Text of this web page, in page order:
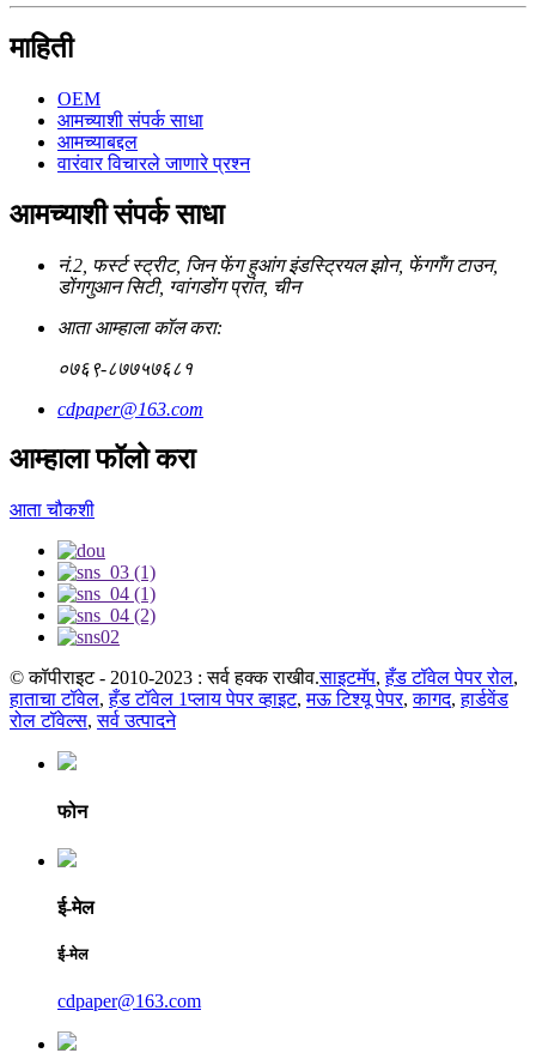
माहिती
OEM
आमच्याशी संपर्क साधा
आमच्याबद्दल
वारंवार विचारले जाणारे प्रश्न
आमच्याशी संपर्क साधा
नं.2, फर्स्ट स्ट्रीट, जिन फेंग हुआंग इंडस्ट्रियल झोन, फेंगगँग टाउन,
डोंगगुआन सिटी, ग्वांगडोंग प्रांत, चीन
आता आम्हाला कॉल करा:
०७६९-८७७५७६८१
cdpaper@163.com
आम्हाला फॉलो करा
आता चौकशी
© कॉपीराइट - 2010-2023 : सर्व हक्क राखीव.साइटमॅप,हँड टॉवेल पेपर रोल,
हाताचा टॉवेल,हँड टॉवेल 1प्लाय पेपर व्हाइट,मऊ टिश्यू पेपर,कागद,हार्डवेंड
रोल टॉवेल्स,सर्व उत्पादने
फोन
ई-मेल
ई-मेल
cdpaper@163.com